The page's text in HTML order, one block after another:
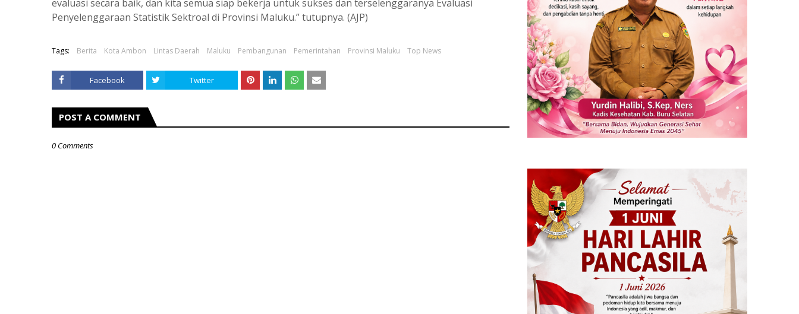
evaluasi secara baik, dan kita semua siap bekerja untuk sukses dan terselenggaranya Evaluasi
Penyelenggaraan Statistik Sektroal di Provinsi Maluku.” tutupnya. (AJP)
Tags: Berita Kota Ambon Lintas Daerah Maluku Pembangunan Pemerintahan Provinsi Maluku Top News
Facebook Twitter
POST A COMMENT
0 Comments